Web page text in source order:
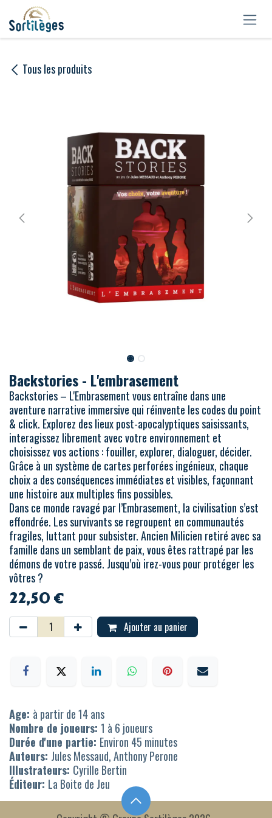
Se rendre au contenu
Tous les produits
Backstories - L'embrasement
Backstories – L'Embrasement vous entraîne dans une
aventure narrative immersive qui réinvente les codes du point
& click. Explorez des lieux post-apocalyptiques saisissants,
interagissez librement avec votre environnement et
choisissez vos actions : fouiller, explorer, dialoguer, décider.
Grâce à un système de cartes perforées ingénieux, chaque
choix a des conséquences immédiates et visibles, façonnant
une histoire aux multiples fins possibles.
Dans ce monde ravagé par l’Embrasement, la civilisation s’est
effondrée. Les survivants se regroupent en communautés
fragiles, luttant pour subsister. Ancien Milicien retiré avec sa
famille dans un semblant de paix, vous êtes rattrapé par les
démons de votre passé. Jusqu’où irez-vous pour protéger les
vôtres ?
22,50€
Ajouter au panier
Age: à partir de 14 ans
Nombre de joueurs: 1 à 6 joueurs
Durée d'une partie: Environ 45 minutes
Auteurs: Jules Messaud, Anthony Perone
Illustrateurs: Cyrille Bertin
Éditeur: La Boite de Jeu